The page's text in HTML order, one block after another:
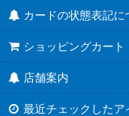
[26RBS01] 創世の鼓動
[26RSD01~06] バトス
カードの状態表記に
ショッピングカート
店舗案内
最近チェックしたア